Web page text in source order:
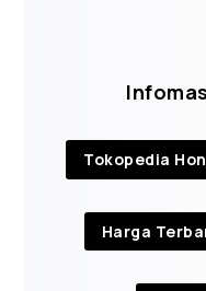
Tokopedia
Harga